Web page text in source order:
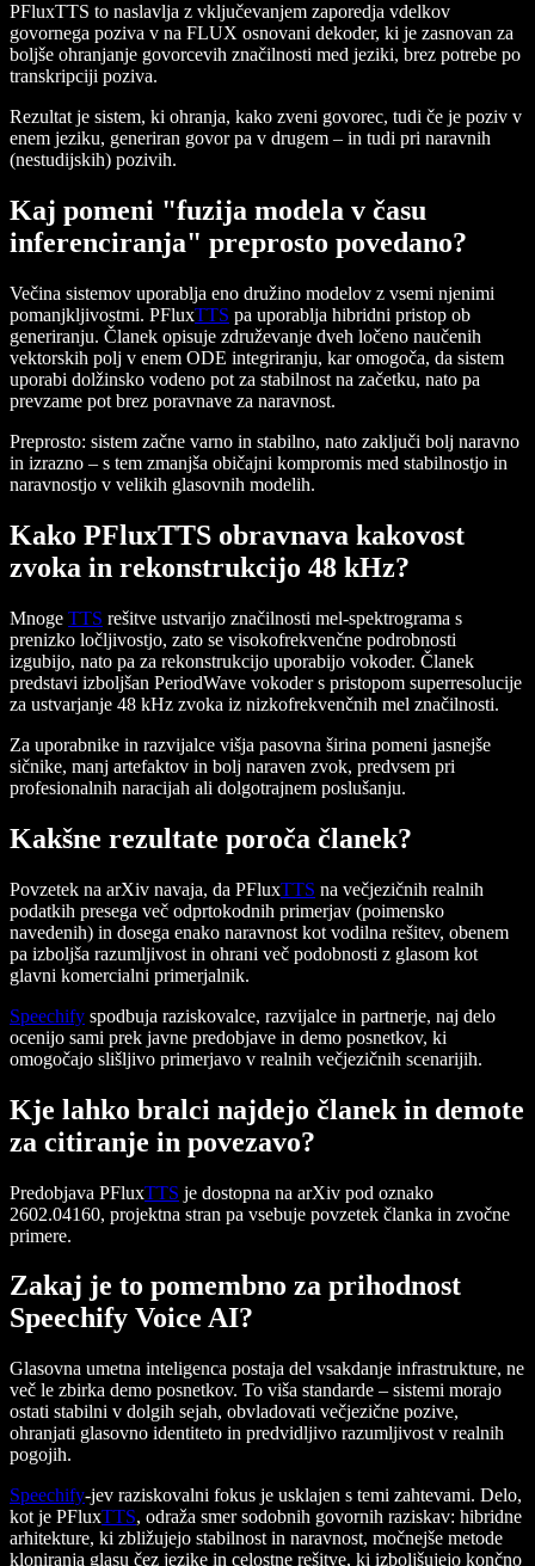
PFluxTTS to naslavlja z vključevanjem zaporedja vdelkov
govornega poziva v na FLUX osnovani dekoder, ki je zasnovan za
boljše ohranjanje govorcevih značilnosti med jeziki, brez potrebe po
transkripciji poziva.
Rezultat je sistem, ki ohranja, kako zveni govorec, tudi če je poziv v
enem jeziku, generiran govor pa v drugem – in tudi pri naravnih
(nestudijskih) pozivih.
Kaj pomeni "fuzija modela v času
inferenciranja" preprosto povedano?
Večina sistemov uporablja eno družino modelov z vsemi njenimi
pomanjkljivostmi. PFluxTTS pa uporablja hibridni pristop ob
generiranju. Članek opisuje združevanje dveh ločeno naučenih
vektorskih polj v enem ODE integriranju, kar omogoča, da sistem
uporabi dolžinsko vodeno pot za stabilnost na začetku, nato pa
prevzame pot brez poravnave za naravnost.
Preprosto: sistem začne varno in stabilno, nato zaključi bolj naravno
in izrazno – s tem zmanjša običajni kompromis med stabilnostjo in
naravnostjo v velikih glasovnih modelih.
Kako PFluxTTS obravnava kakovost
zvoka in rekonstrukcijo 48 kHz?
Mnoge TTS rešitve ustvarijo značilnosti mel-spektrograma s
prenizko ločljivostjo, zato se visokofrekvenčne podrobnosti
izgubijo, nato pa za rekonstrukcijo uporabijo vokoder. Članek
predstavi izboljšan PeriodWave vokoder s pristopom superresolucije
za ustvarjanje 48 kHz zvoka iz nizkofrekvenčnih mel značilnosti.
Za uporabnike in razvijalce višja pasovna širina pomeni jasnejše
sičnike, manj artefaktov in bolj naraven zvok, predvsem pri
profesionalnih naracijah ali dolgotrajnem poslušanju.
Kakšne rezultate poroča članek?
Povzetek na arXiv navaja, da PFluxTTS na večjezičnih realnih
podatkih presega več odprtokodnih primerjav (poimensko
navedenih) in dosega enako naravnost kot vodilna rešitev, obenem
pa izboljša razumljivost in ohrani več podobnosti z glasom kot
glavni komercialni primerjalnik.
Speechify spodbuja raziskovalce, razvijalce in partnerje, naj delo
ocenijo sami prek javne predobjave in demo posnetkov, ki
omogočajo slišljivo primerjavo v realnih večjezičnih scenarijih.
Kje lahko bralci najdejo članek in demote
za citiranje in povezavo?
Predobjava PFluxTTS je dostopna na arXiv pod oznako
2602.04160, projektna stran pa vsebuje povzetek članka in zvočne
primere.
Zakaj je to pomembno za prihodnost
Speechify Voice AI?
Glasovna umetna inteligenca postaja del vsakdanje infrastrukture, ne
več le zbirka demo posnetkov. To viša standarde – sistemi morajo
ostati stabilni v dolgih sejah, obvladovati večjezične pozive,
ohranjati glasovno identiteto in predvidljivo razumljivost v realnih
pogojih.
Speechify-jev raziskovalni fokus je usklajen s temi zahtevami. Delo,
kot je PFluxTTS, odraža smer sodobnih govornih raziskav: hibridne
arhitekture, ki zbližujejo stabilnost in naravnost, močnejše metode
kloniranja glasu čez jezike in celostne rešitve, ki izboljšujejo končno